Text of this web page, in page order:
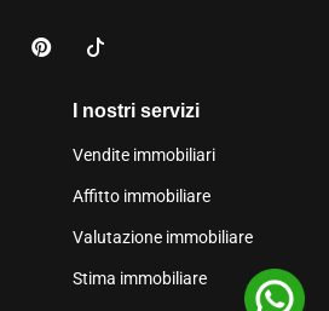
I nostri servizi
Vendite immobiliari
Affitto immobiliare
Valutazione immobiliare
Stima immobiliare